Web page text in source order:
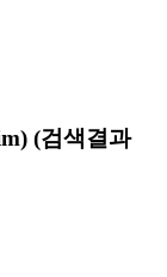
(검색결과